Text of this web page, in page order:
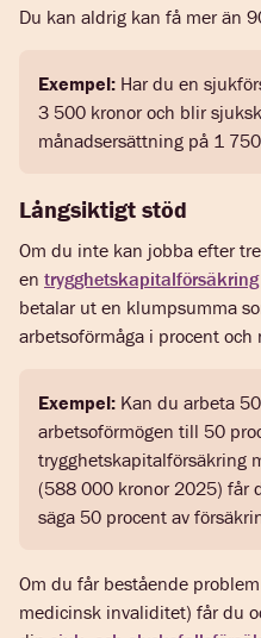
Du kan aldrig kan få mer än
Exempel: Har du en
3 500 kronor och blir
månadsersättning på 1
Långsiktigt stöd
Om du inte kan jobba efter
en trygghetskapitalförsäkring
betalar ut en klumpsumma
arbetsoförmåga i procent
Exempel: Kan du arbeta
arbetsoförmögen till 50
trygghetskapitalförsäkring
(588 000 kronor 2025) får
säga 50 procent av
Om du får bestående
medicinsk invaliditet) får du